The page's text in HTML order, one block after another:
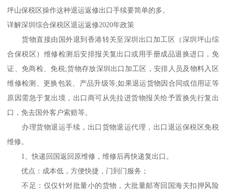
坪山保税区操作这种退运返修出口手续要简单的多。
详解深圳综合保税区退运返修2020年政策
货物直接由国外退到香港转关至深圳出口加工区（深圳坪山综
合保税区）维修检测后安排报关复出口或用手册成品退换进口，免
证、免商检、免税;货物存放深圳出口加工区，安排人员及物料入区
维修检测、更换包装、产品升级等;如果退运货物因合同或信用证等
原因需急于复出境，出口商可从先拉进货物报关给予置换先行复出
口，免去国外客户索赔等。
办理货物退运手续，出口货物退运代理，出口退运保税区免税
维修。
1、快递回国返回原维修，维修后再快递复出口。
优点：成本低，方便快捷，门到门服务；
不足：仅仅针对批量小的货物，大批量邮寄回国海关扣押风险